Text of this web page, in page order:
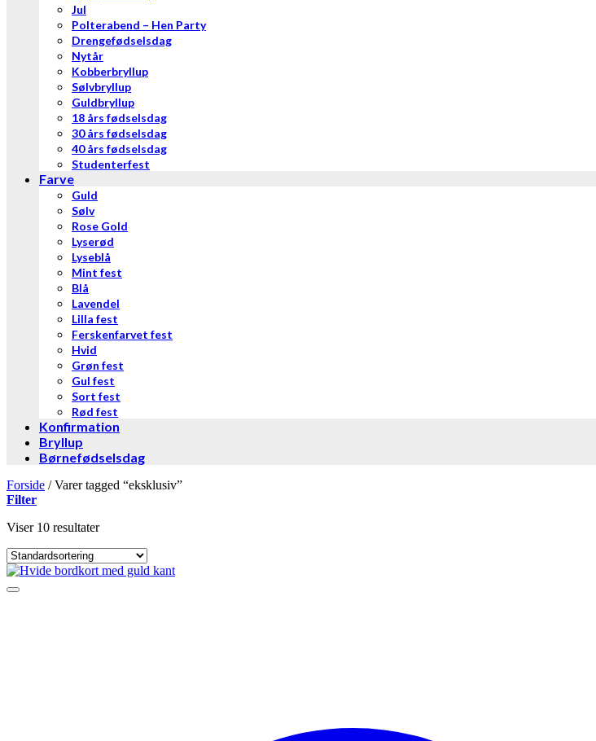
Jul
Polterabend – Hen Party
Drengefødselsdag
Nytår
Kobberbryllup
Sølvbryllup
Guldbryllup
18 års fødselsdag
30 års fødselsdag
40 års fødselsdag
Studenterfest
Farve
Guld
Sølv
Rose Gold
Lyserød
Lyseblå
Mint fest
Blå
Lavendel
Lilla fest
Ferskenfarvet fest
Hvid
Grøn fest
Gul fest
Sort fest
Rød fest
Konfirmation
Bryllup
Børnefødselsdag
Forside /Varer tagged “eksklusiv”
Filter
Viser 10 resultater